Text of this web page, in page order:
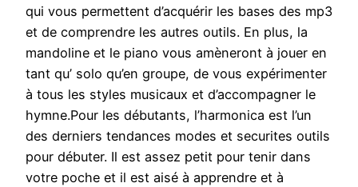
qui vous permettent d’acquérir les bases des mp3
et de comprendre les autres outils. En plus, la
mandoline et le piano vous amèneront à jouer en
tant qu’ solo qu’en groupe, de vous expérimenter
à tous les styles musicaux et d’accompagner le
hymne.Pour les débutants, l’harmonica est l’un
des derniers tendances modes et securites outils
pour débuter. Il est assez petit pour tenir dans
votre poche et il est aisé à apprendre et à